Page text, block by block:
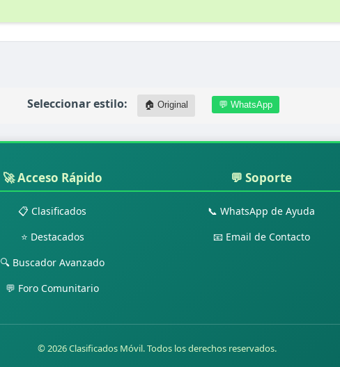
Seleccionar estilo: 🏠 Original 💬 WhatsApp
🚀 Acceso Rápido
📋 Clasificados
⭐ Destacados
🔍 Buscador Avanzado
💬 Foro Comunitario
💬 Soporte
📞 WhatsApp de Ayuda
📧 Email de Contacto
© 2026 Clasificados Móvil. Todos los derechos reservados.